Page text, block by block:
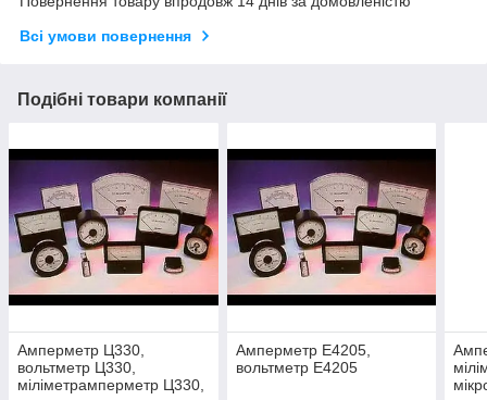
Всі умови повернення
Подібні товари компанії
Амперметр Ц330,
вольтметр Ц330,
міліметрамперметр Ц330,
Амперметр Е4205,
вольтметр Е4205